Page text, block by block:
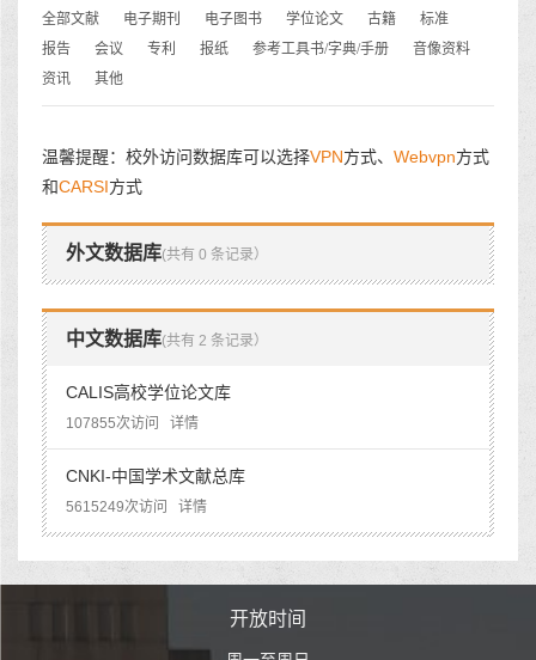
全部文献
电子期刊 电子图书 学位论文 古籍
标准
报告
会议 专利 报纸 参考工具书/字典/手册
音像资料
资讯
其他
温馨提醒：校外访问数据库可以选择VPN方式、 Webvpn方式
和CARSI方式
外文数据库(共有 0 条记录）
中文数据库(共有 2 条记录）
CALIS高校学位论文库
107855次访问 详情
CNKI-中国学术文献总库
5615249次访问 详情
开放时间